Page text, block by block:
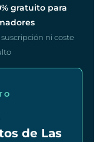
gratuito para
suscripción ni coste
de Las